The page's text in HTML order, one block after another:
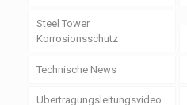
Steel Tower
Korrosionsschutz
Technische News
Übertragungsleitungsvideo